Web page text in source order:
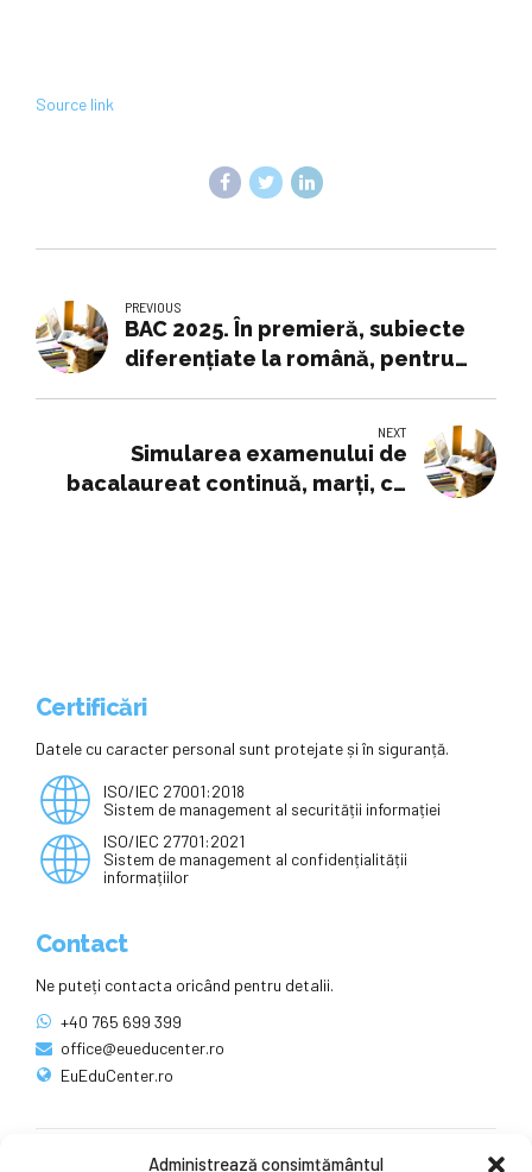
Administrează consimțământul
Source link
PREVIOUS
BAC 2025. În premieră, subiecte
diferențiate la română, pentru
NEXT
Simularea examenului de
bacalaureat continuă, marți, cu
Certificări
Datele cu caracter personal sunt protejate și în siguranță.
ISO/IEC 27001:2018
Sistem de management al securității informației
ISO/IEC 27701:2021
Sistem de management al confidențialității
informațiilor
Contact
Ne puteți contacta oricând pentru detalii.
+40 765 699 399
office@eueducenter.ro
EuEduCenter.ro